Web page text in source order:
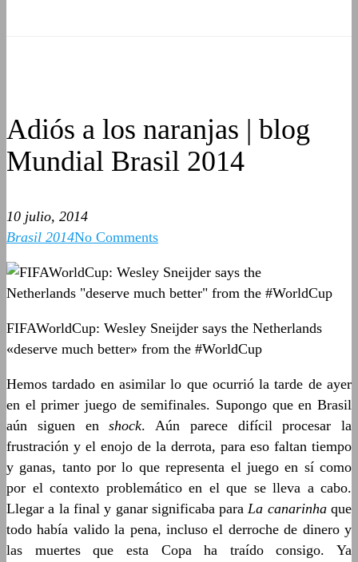
Adiós a los naranjas | blog
Mundial Brasil 2014
10 julio, 2014
Brasil 2014No Comments
FIFAWorldCup: Wesley Sneijder says the Netherlands
«deserve much better» from the #WorldCup
Hemos tardado en asimilar lo que ocurrió la tarde de ayer
en el primer juego de semifinales. Supongo que en Brasil
aún siguen enshock. Aún parece difícil procesar la
frustración y el enojo de la derrota, para eso faltan tiempo
y ganas, tanto por lo que representa el juego en sí como
por el contexto problemático en el que se lleva a cabo.
Llegar a la final y ganar significaba paraLa canarinhaque
todo había valido la pena, incluso el derroche de dinero y
las muertes que esta Copa ha traído consigo. Ya